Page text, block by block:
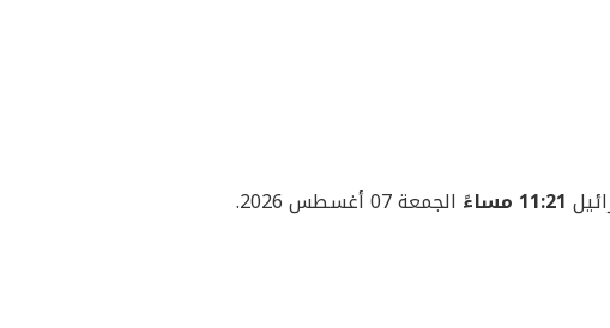
11:21 مساءً
الجمعة 07 أغسطس 2026.